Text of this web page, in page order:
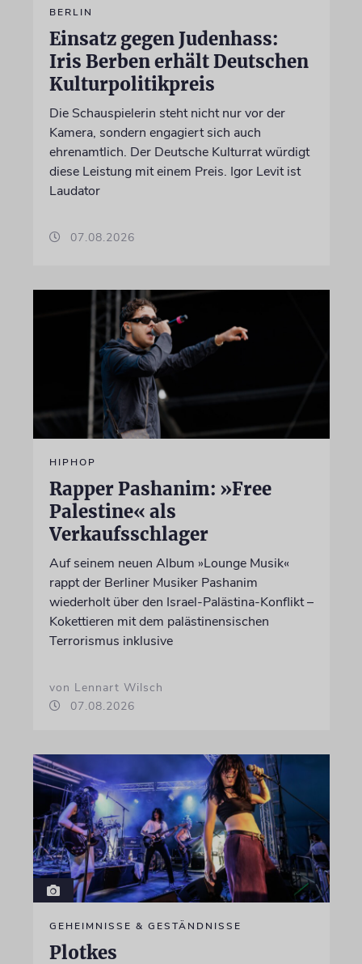
BERLIN
Einsatz gegen Judenhass:
Iris Berben erhält Deutschen
Kulturpolitikpreis
Die Schauspielerin steht nicht nur vor der
Kamera, sondern engagiert sich auch
ehrenamtlich. Der Deutsche Kulturrat würdigt
diese Leistung mit einem Preis. Igor Levit ist
Laudator
07.08.2026
HIPHOP
Rapper Pashanim: »Free
Palestine« als
Verkaufsschlager
Auf seinem neuen Album »Lounge Musik«
rappt der Berliner Musiker Pashanim
wiederholt über den Israel-Palästina-Konflikt –
Kokettieren mit dem palästinensischen
Terrorismus inklusive
von Lennart Wilsch
07.08.2026
GEHEIMNISSE & GESTÄNDNISSE
Plotkes